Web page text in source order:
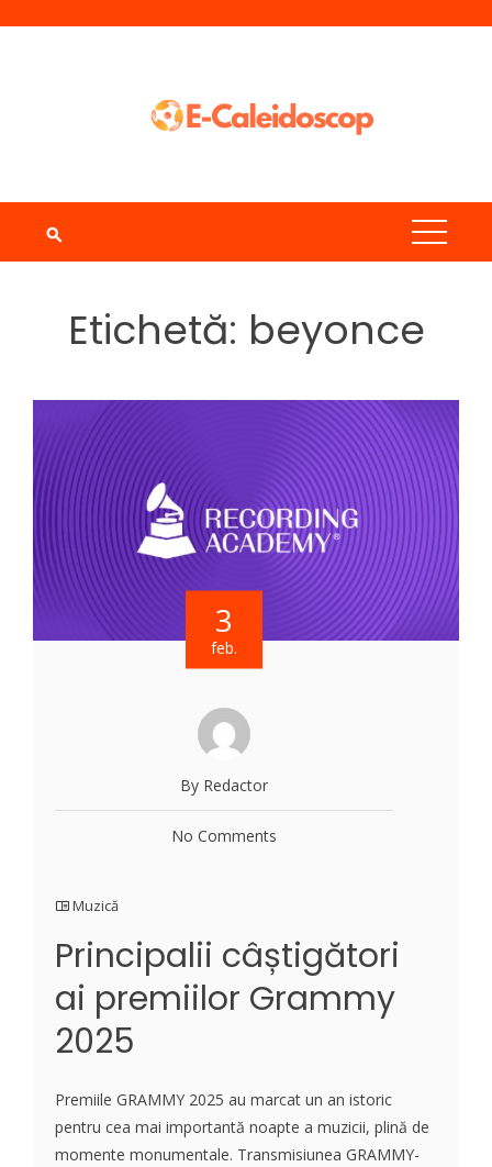
Etichetă: beyonce
3
feb.
By Redactor
No Comments
Muzică
Principalii câștigători
ai premiilor Grammy
2025
Premiile GRAMMY 2025 au marcat un an istoric
pentru cea mai importantă noapte a muzicii, plină de
momente monumentale. Transmisiunea GRAMMY-